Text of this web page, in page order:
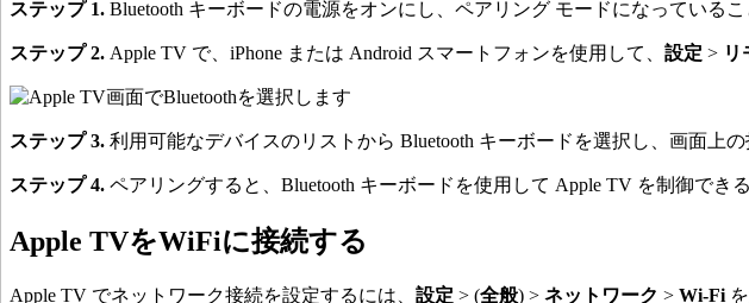
ステップ 1. Bluetooth キーボードの電源をオンにし、ペアリング モードになっているこ
ステップ 2. Apple TV で、iPhone または Android スマートフォンを使用して、 設定 > リ
ステップ 3. 利用可能なデバイスのリストから Bluetooth キーボードを選択し、画面上
ステップ 4. ペアリングすると、Bluetooth キーボードを使用して Apple TV を制御でき
Apple TVをWiFiに接続する
Apple TV でネットワーク接続を設定するには、 設定 > (全般) > ネットワーク > Wi-Fi